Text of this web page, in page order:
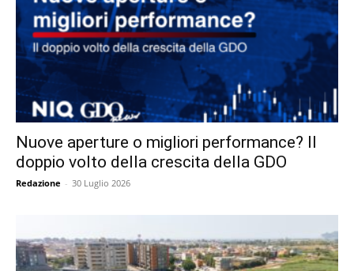
Nuove aperture o migliori performance? Il
doppio volto della crescita della GDO
Redazione - 30 Luglio 2026